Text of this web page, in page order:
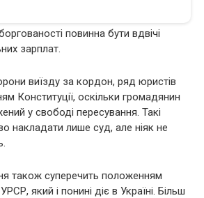
повинна бути вдвічі
зарплат.
виїзду за кордон, ряд юристів
Конституції, оскільки громадянин
у свободі пересування. Такі
накладати лише суд, але ніяк не
також суперечить положенням
який і понині діє в Україні. Більш